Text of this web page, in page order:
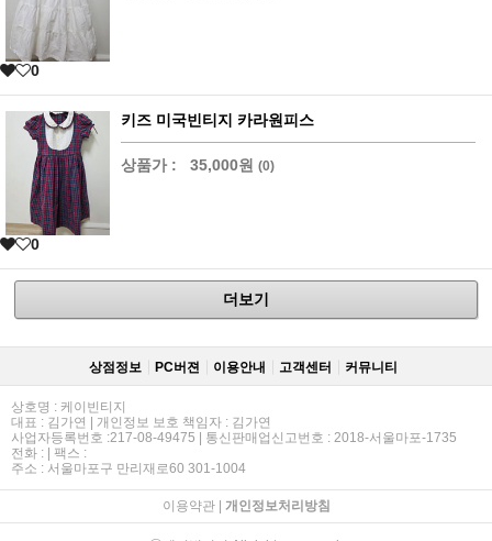
0
키즈 미국빈티지 카라원피스
상품가 : 35,000원 (0)
0
더보기
상점정보 PC버젼 이용안내 고객센터 커뮤니티
상호명 : 케이빈티지
대표 : 김가연 | 개인정보 보호 책임자 : 김가연
사업자등록번호 :217-08-49475 | 통신판매업신고번호 : 2018-서울마포-1735
전화 : | 팩스 :
주소 : 서울마포구 만리재로60 301-1004
이용약관| 개인정보처리방침